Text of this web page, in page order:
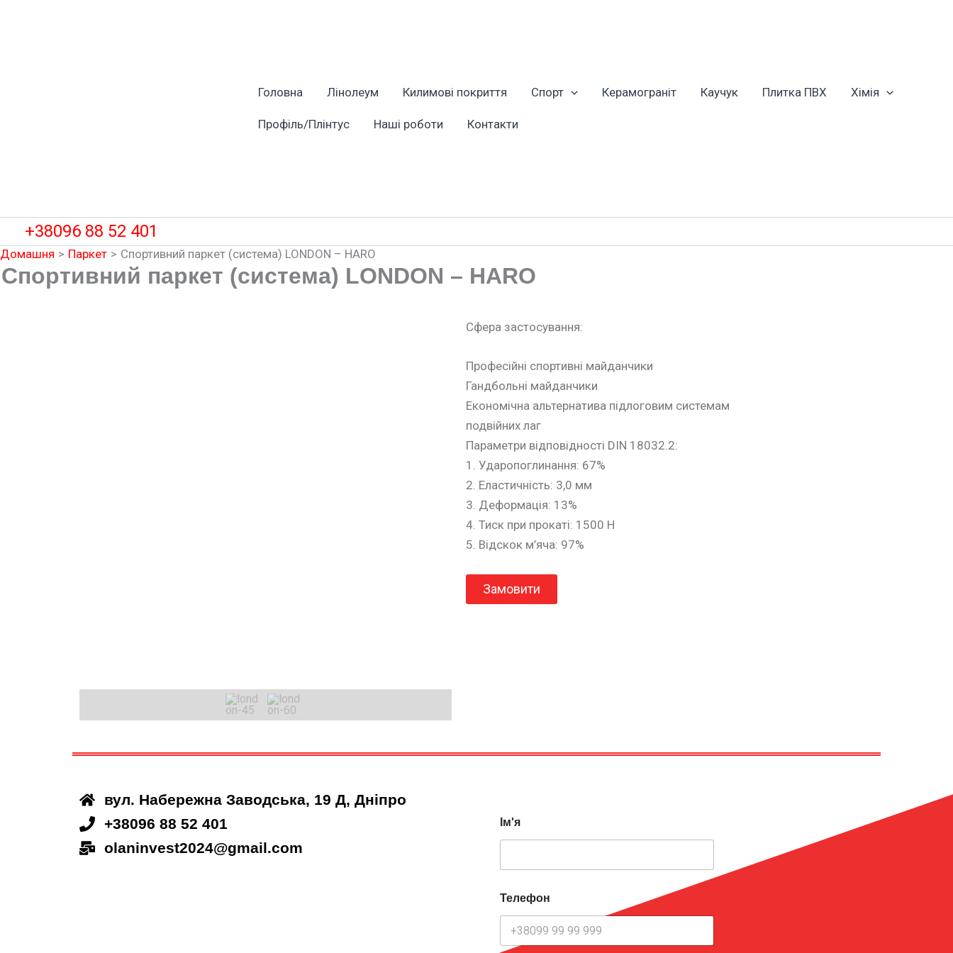
Головна Лінолеум Килимові покриття Спорт Керамограніт Каучук Плитка ПВХ Хімія
Профіль/Плінтус Наші роботи Контакти
+38096 88 52 401
Домашня Паркет Спортивний паркет (система) LONDON – HARO
Спортивний паркет (система) LONDON – HARO
Сфера застосування:
Професійні спортивні майданчики
Гандбольні майданчики
Економічна альтернатива підлоговим системам
подвійних лаг
Параметри відповідності DIN 18032.2:
1. Ударопоглинання: 67%
2. Еластичність: 3,0 мм
3. Деформація: 13%
4. Тиск при прокаті: 1500 Н
5. Відскок м’яча: 97%
Замовити
вул. Набережна Заводська, 19 Д, Дніпро
+38096 88 52 401
olaninvest2024@gmail.com
Ім'я
Телефон